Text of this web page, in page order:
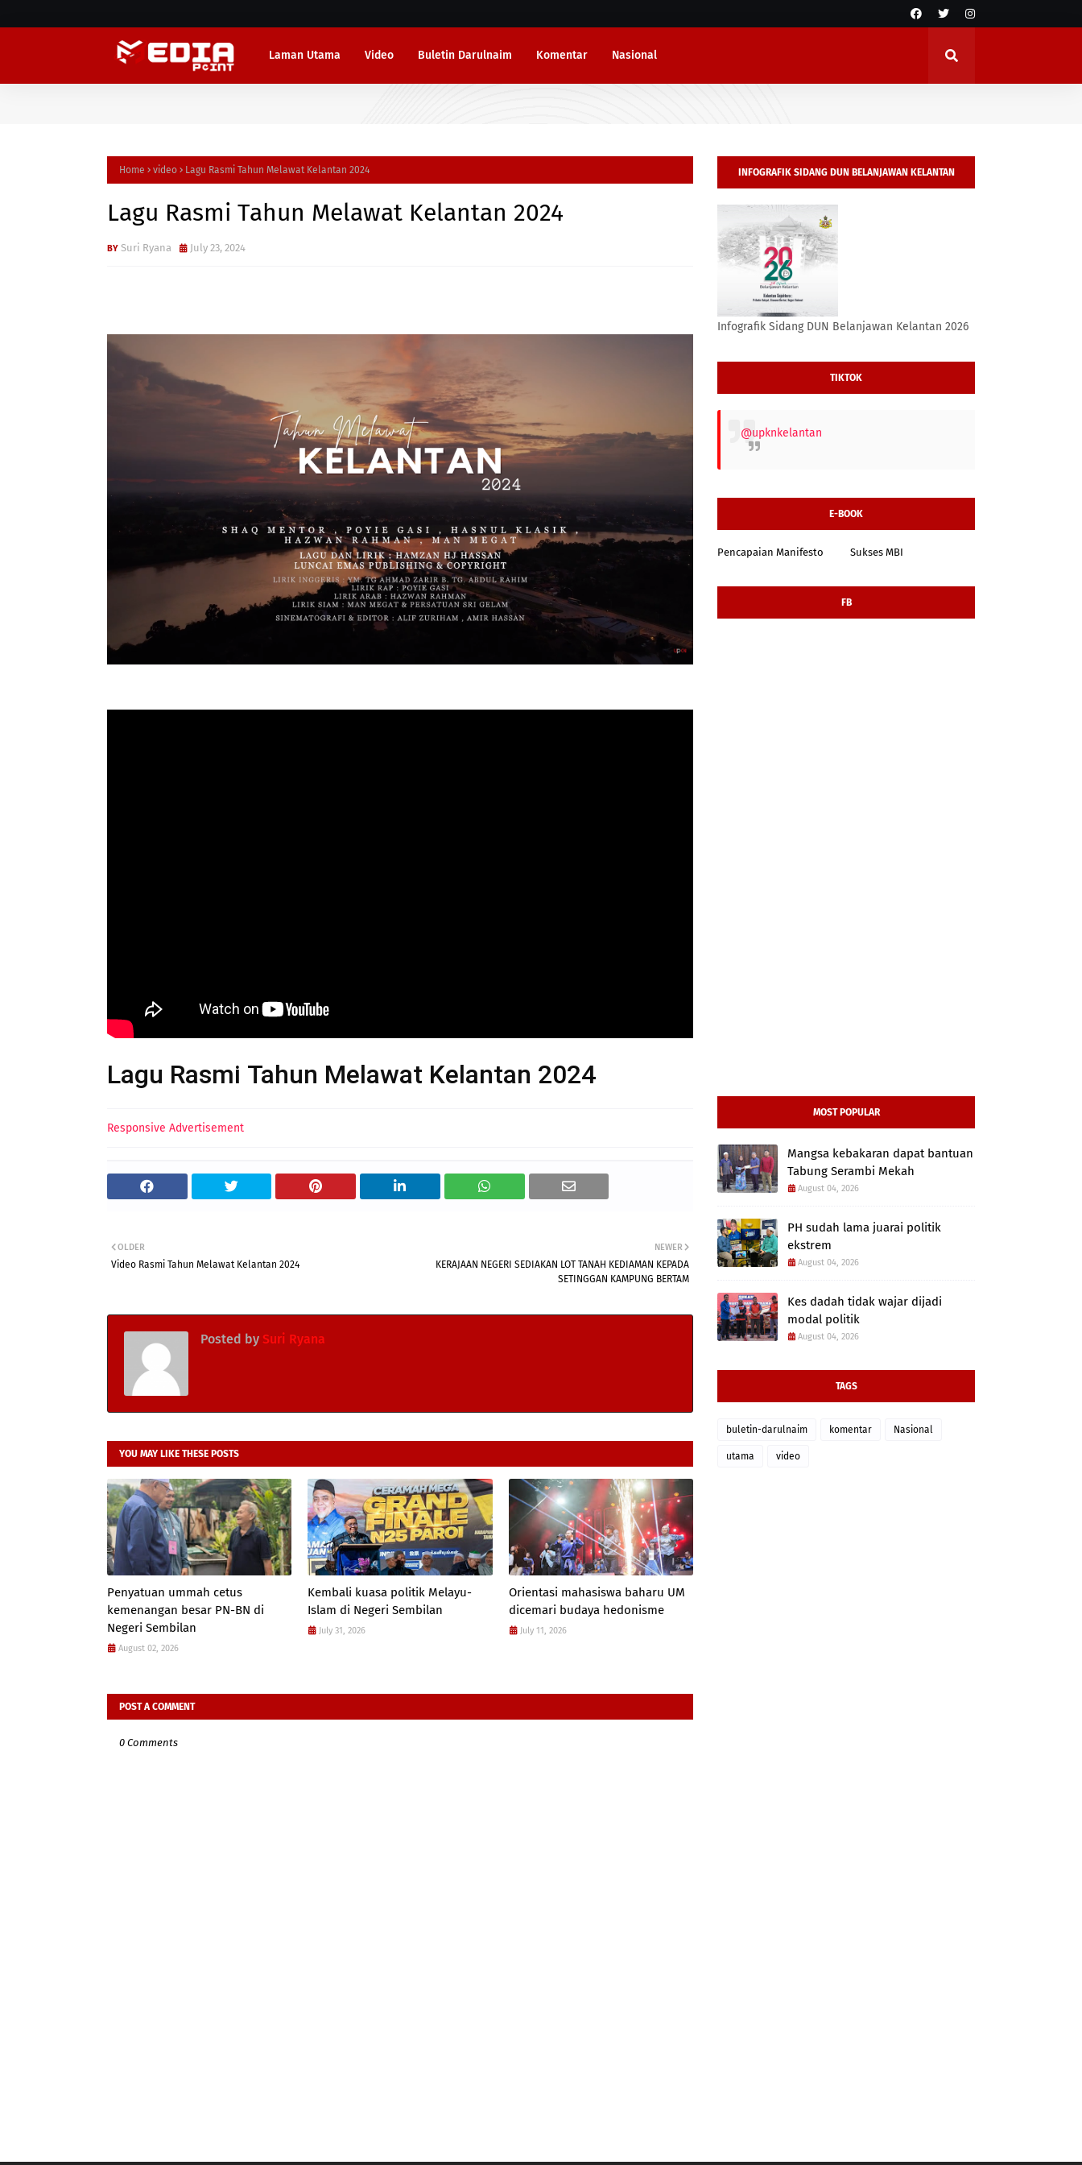
Laman Utama Video Buletin Darulnaim Komentar Nasional
Home video Lagu Rasmi Tahun Melawat Kelantan 2024
Lagu Rasmi Tahun Melawat Kelantan 2024
Suri Ryana July 23, 2024
Lagu Rasmi Tahun Melawat Kelantan 2024
Responsive Advertisement
NEWER
KERAJAAN NEGERI SEDIAKAN LOT TANAH KEDIAMAN KEPADA
SETINGGAN KAMPUNG BERTAM
OLDER
Video Rasmi Tahun Melawat Kelantan 2024
Posted by Suri Ryana
YOU MAY LIKE THESE POSTS
Penyatuan ummah cetus
kemenangan besar PN-BN di
Negeri Sembilan
August 02, 2026
Kembali kuasa politik Melayu-
Islam di Negeri Sembilan
July 31, 2026
Orientasi mahasiswa baharu UM
dicemari budaya hedonisme
July 11, 2026
POST A COMMENT
0 Comments
INFOGRAFIK SIDANG DUN BELANJAWAN KELANTAN
2026
Infografik Sidang DUN Belanjawan Kelantan 2026
TIKTOK
@upknkelantan
E-BOOK
Pencapaian Manifesto Sukses MBI
FB
MOST POPULAR
Mangsa kebakaran dapat bantuan
Tabung Serambi Mekah
August 04, 2026
PH sudah lama juarai politik
ekstrem
August 04, 2026
Kes dadah tidak wajar dijadi
modal politik
August 04, 2026
TAGS
buletin-darulnaim komentar Nasional
utama video